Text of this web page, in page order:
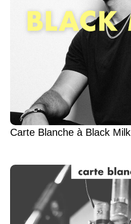
Carte Blanche à Black Milk